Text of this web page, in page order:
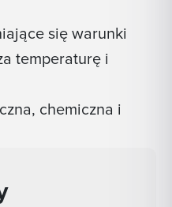
się warunki
temperaturę i
chemiczna i